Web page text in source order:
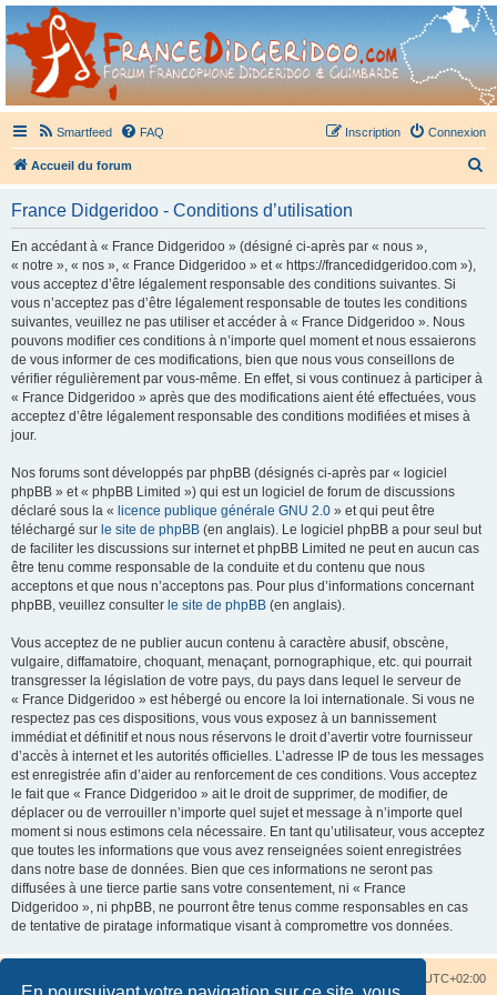
France Didgeridoo
Didgeridoo et Guimbarde sur France Didgeridoo - retrouvez la communauté.
Smartfeed FAQ Connexion
Inscription
Accueil du forum
France Didgeridoo - Conditions d’utilisation
En accédant à « France Didgeridoo » (désigné ci-après par « nous »,
« notre », « nos », « France Didgeridoo » et « https://francedidgeridoo.com »),
vous acceptez d’être légalement responsable des conditions suivantes. Si
vous n’acceptez pas d’être légalement responsable de toutes les conditions
suivantes, veuillez ne pas utiliser et accéder à « France Didgeridoo ». Nous
pouvons modifier ces conditions à n’importe quel moment et nous essaierons
de vous informer de ces modifications, bien que nous vous conseillons de
vérifier régulièrement par vous-même. En effet, si vous continuez à participer à
« France Didgeridoo » après que des modifications aient été effectuées, vous
acceptez d’être légalement responsable des conditions modifiées et mises à
jour.
Nos forums sont développés par phpBB (désignés ci-après par « logiciel
phpBB » et « phpBB Limited ») qui est un logiciel de forum de discussions
déclaré sous la « licence publique générale GNU 2.0 » et qui peut être
téléchargé sur le site de phpBB (en anglais). Le logiciel phpBB a pour seul but
de faciliter les discussions sur internet et phpBB Limited ne peut en aucun cas
être tenu comme responsable de la conduite et du contenu que nous
acceptons et que nous n’acceptons pas. Pour plus d’informations concernant
phpBB, veuillez consulter le site de phpBB (en anglais).
Vous acceptez de ne publier aucun contenu à caractère abusif, obscène,
vulgaire, diffamatoire, choquant, menaçant, pornographique, etc. qui pourrait
transgresser la législation de votre pays, du pays dans lequel le serveur de
« France Didgeridoo » est hébergé ou encore la loi internationale. Si vous ne
respectez pas ces dispositions, vous vous exposez à un bannissement
immédiat et définitif et nous nous réservons le droit d’avertir votre fournisseur
d’accès à internet et les autorités officielles. L’adresse IP de tous les messages
est enregistrée afin d’aider au renforcement de ces conditions. Vous acceptez
le fait que « France Didgeridoo » ait le droit de supprimer, de modifier, de
déplacer ou de verrouiller n’importe quel sujet et message à n’importe quel
moment si nous estimons cela nécessaire. En tant qu’utilisateur, vous acceptez
que toutes les informations que vous avez renseignées soient enregistrées
dans notre base de données. Bien que ces informations ne seront pas
diffusées à une tierce partie sans votre consentement, ni « France
Didgeridoo », ni phpBB, ne pourront être tenus comme responsables en cas
de tentative de piratage informatique visant à compromettre vos données.
UTC+02:00